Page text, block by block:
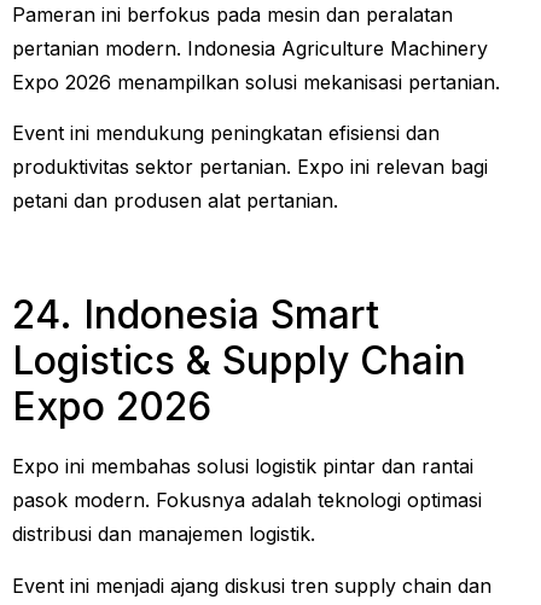
Pameran ini berfokus pada mesin dan peralatan
pertanian modern. Indonesia Agriculture Machinery
Expo 2026 menampilkan solusi mekanisasi pertanian.
Event ini mendukung peningkatan efisiensi dan
produktivitas sektor pertanian. Expo ini relevan bagi
petani dan produsen alat pertanian.
24. Indonesia Smart
Logistics & Supply Chain
Expo 2026
Expo ini membahas solusi logistik pintar dan rantai
pasok modern. Fokusnya adalah teknologi optimasi
distribusi dan manajemen logistik.
Event ini menjadi ajang diskusi tren supply chain dan